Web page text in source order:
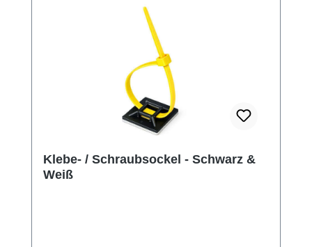
Klebe- / Schraubsockel - Schwarz &
Weiß